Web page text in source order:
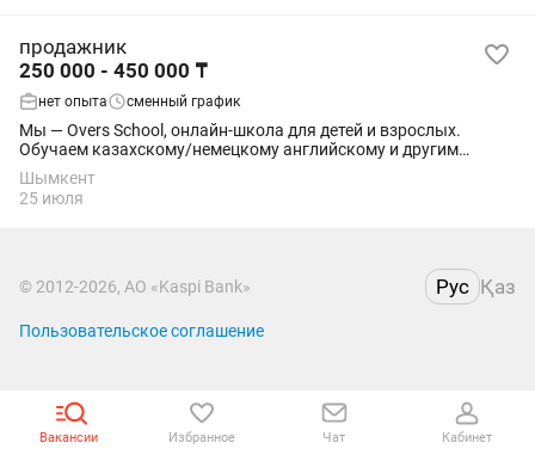
продажник
250 000 - 450 000 ₸
нет опыта сменный график
Мы — Overs School, онлайн-школа для детей и взрослых.
Обучаем казахскому/немецкому английскому и другим
направлениям Помимо основного обучения с нашими
преподавателями, мы запускаем закрытые...
Шымкент
25 июля
© 2012-2026, АО «Kaspi Bank» Рус Қаз
Пользовательское соглашение
Вакансии Избранное Чат Кабинет